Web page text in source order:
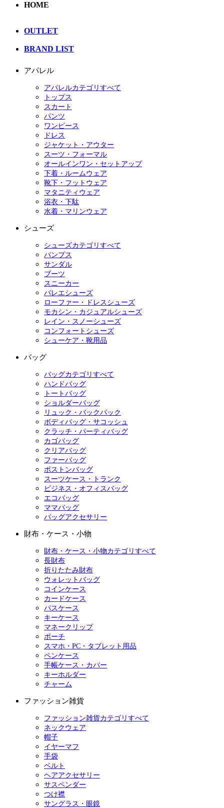
HOME
OUTLET
BRAND LIST
アパレル
アパレルカテゴリすべて
トップス
スカート
パンツ
ワンピース
ドレス
ジャケット・アウター
スーツ・フォーマル
オールインワン・セットアップ
下着・ルームウェア
靴下・フットウェア
マタニティウェア
浴衣・下駄
水着・マリンウェア
シューズ
シューズカテゴリすべて
パンプス
サンダル
ブーツ
スニーカー
バレエシューズ
ローファー・ドレスシューズ
モカシン・カジュアルシューズ
レイン・スノーシューズ
コンフォートシューズ
シューケア・靴用品
バッグ
バッグカテゴリすべて
ハンドバッグ
トートバッグ
ショルダーバッグ
リュック・バックパック
ボディバッグ・サコッシュ
クラッチ・パーティバッグ
カゴバッグ
クリアバッグ
ファーバッグ
ボストンバッグ
スーツケース・トランク
ビジネス・オフィスバッグ
エコバッグ
ママバッグ
バッグアクセサリー
財布・ケース・小物
財布・ケース・小物カテゴリすべて
長財布
折りたたみ財布
ウォレットバッグ
コインケース
カードケース
パスケース
キーケース
マネークリップ
ポーチ
スマホ・PC・タブレット用品
ペンケース
手帳ケース・カバー
キーホルダー
チャーム
ファッション雑貨
ファッション雑貨カテゴリすべて
ネックウェア
帽子
イヤーマフ
手袋
ベルト
ヘアアクセサリー
サスペンダー
つけ襟
サングラス・眼鏡